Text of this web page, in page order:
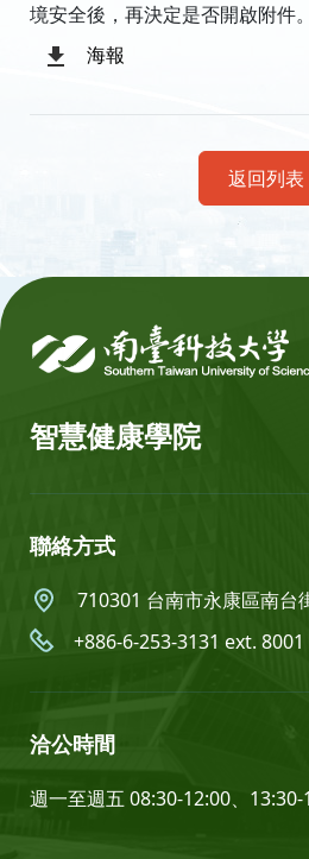
境安全後，再決定是否開啟附件。
海報
返回列表
智慧健康學院
聯絡方式
710301 台南市永康區南台
+886-6-253-3131 ext. 8001
洽公時間
週一至週五 08:30-12:00、13:30-